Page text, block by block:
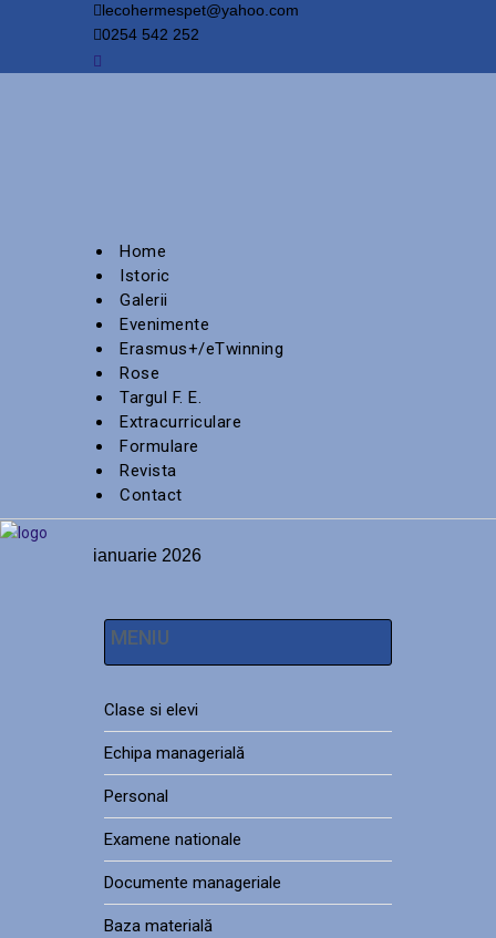
lecohermespet@yahoo.com
0254 542 252
Home
Istoric
Galerii
Evenimente
Erasmus+/eTwinning
Rose
Targul F. E.
Extracurriculare
Formulare
Revista
Contact
ianuarie 2026
MENIU
Clase si elevi
Echipa managerială
Personal
Examene nationale
Documente manageriale
Baza materială